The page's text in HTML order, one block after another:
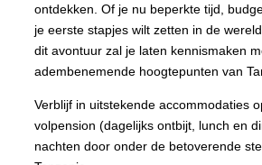
ontdekken. Of je nu beperkte tijd,
je eerste stapjes wilt zetten in de
dit avontuur zal je laten kennismaken
adembenemende hoogtepunten van
Verblijf in uitstekende accommodaties
volpension (dagelijks ontbijt, lunch en
nachten door onder de betoverende